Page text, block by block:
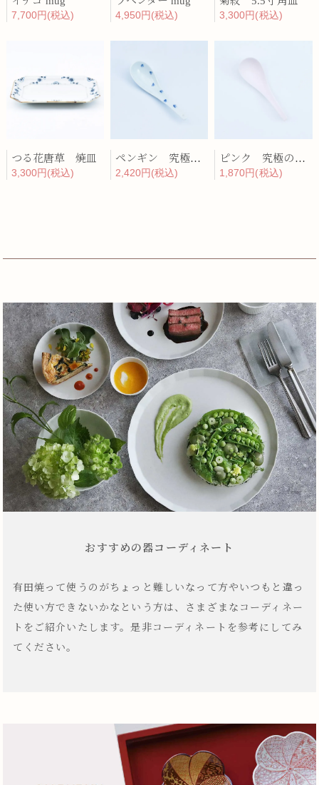
7,700円(税込)
4,950円(税込)
3,300円(税込)
つる花唐草 焼皿
3,300円(税込)
ペンギン 究極のレンゲ
2,420円(税込)
ピンク 究極のレンゲ
1,870円(税込)
おすすめの器コーディネート
有田焼って使うのがちょっと難しいなって方やいつもと違っ
た使い方できないかなという方は、さまざまなコーディネー
トをご紹介いたします。是非コーディネートを参考にしてみ
てください。